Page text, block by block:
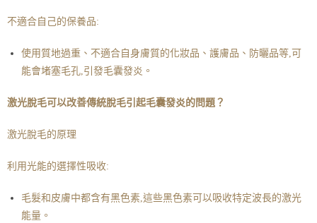
不適合自己的保養品:
使用質地過重、不適合自身膚質的化妝品、護膚品、防曬品等,可
能會堵塞毛孔,引發毛囊發炎。
激光脫毛可以改善傳統脫毛引起毛囊發炎的問題？
激光脫毛的原理
利用光能的選擇性吸收:
毛髮和皮膚中都含有黑色素,這些黑色素可以吸收特定波長的激光
能量。